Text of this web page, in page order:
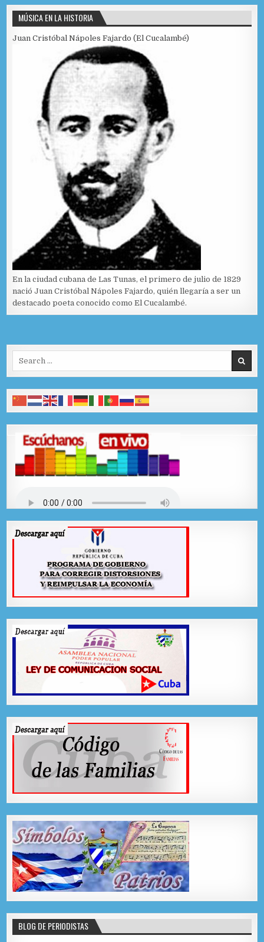
MÚSICA EN LA HISTORIA
Juan Cristóbal Nápoles Fajardo (El Cucalambé)
En la ciudad cubana de Las Tunas, el primero de julio de 1829
nació Juan Cristóbal Nápoles Fajardo, quién llegaría a ser un
destacado poeta conocido como El Cucalambé.
BLOG DE PERIODISTAS